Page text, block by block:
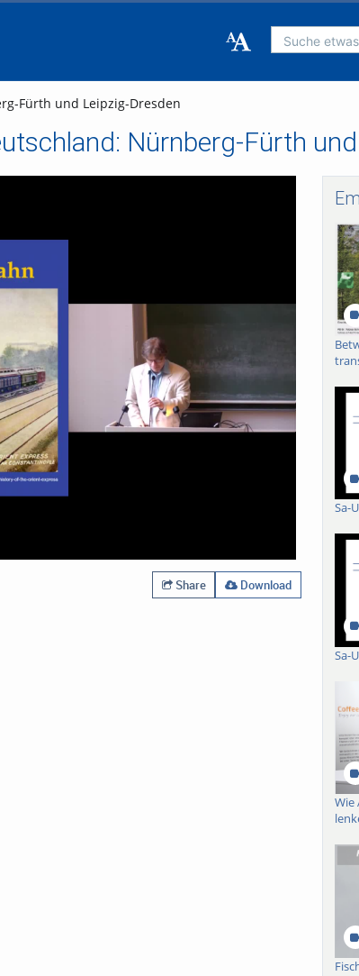
Suche
Fürth und Leipzig-Dresden
Nürnberg-Fürth
Share Download
Sa-
Sa-
Wie